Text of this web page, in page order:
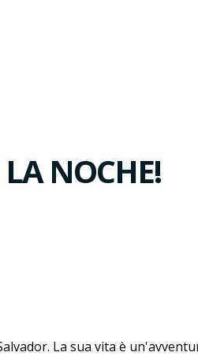
NOCHE!
La sua vita è